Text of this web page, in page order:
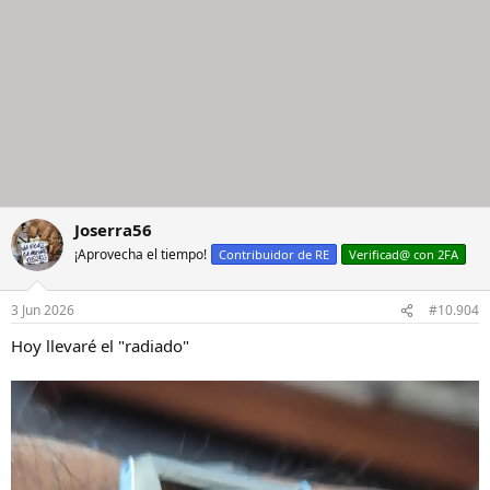
Joserra56
¡Aprovecha el tiempo! Contribuidor de RE Verificad@ con 2FA
3 Jun 2026 #10.904
Hoy llevaré el "radiado"